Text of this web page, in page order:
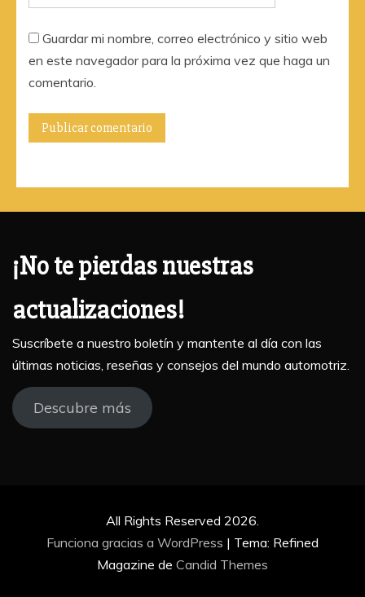
Guardar mi nombre, correo electrónico y sitio web
en este navegador para la próxima vez que haga un
comentario.
¡No te pierdas nuestras
actualizaciones!
Suscríbete a nuestro boletín y mantente al día con las
últimas noticias, reseñas y consejos del mundo automotriz.
Descubre más
All Rights Reserved 2026.
Funciona gracias a WordPress | Tema: Refined
Magazine de Candid Themes